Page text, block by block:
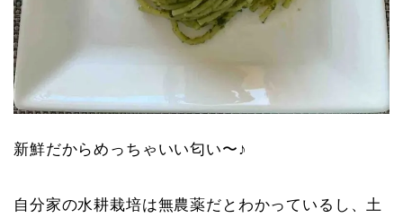
新鮮だからめっちゃいい匂い〜♪
自分家の水耕栽培は無農薬だとわかっているし、土